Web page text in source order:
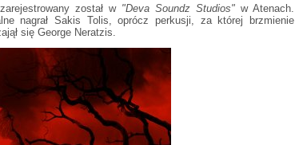
zarejestrowany został w "Deva Soundz Studios"w Atenach.
nagrał Sakis Tolis, oprócz perkusji, za której brzmienie
się George Neratzis.